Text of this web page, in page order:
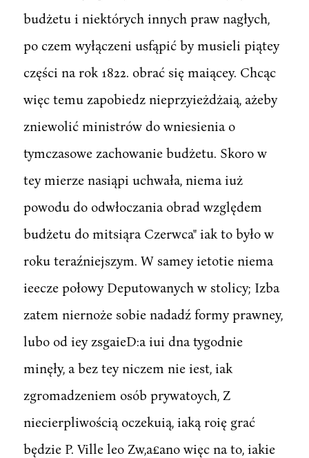
budżetu i niektórych innych praw nagłych,
po czem wyłączeni usfąpić by musieli piątey
części na rok 1822. obrać się maiącey. Chcąc
więc temu zapobiedz nieprzyieżdżaią, ażeby
zniewolić ministrów do wniesienia o
tymczasowe zachowanie budżetu. Skoro w
tey mierze nasiąpi uchwała, niema iuż
powodu do odwłoczania obrad względem
budżetu do mitsiąra Czerwca" iak to było w
roku teraźniejszym. W samey ietotie niema
ieecze połowy Deputowanych w stolicy; Izba
zatem niernoże sobie nadadź formy prawney,
lubo od iey zsgaieD:a iui dna tygodnie
minęły, a bez tey niczem nie iest, iak
zgromadzeniem osób prywatoych, Z
niecierpliwością oczekuią, iaką roię grać
będzie P. Ville leo Zw,a£ano więc na to, iakie